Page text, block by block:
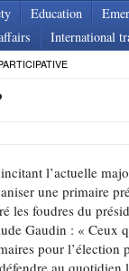
Education
International
l’actuelle
une primaire
les foudres du
Gaudin : « Ceux
pour l’élection
au quotidien